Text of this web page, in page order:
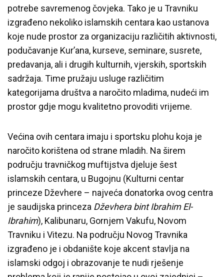
potrebe savremenog čovjeka. Tako je u Travniku
izgrađeno nekoliko islamskih centara kao ustanova
koje nude prostor za organizaciju različitih aktivnosti,
podučavanje Kur’ana, kurseve, seminare, susrete,
predavanja, ali i drugih kulturnih, vjerskih, sportskih
sadržaja. Time pružaju usluge različitim
kategorijama društva a naročito mladima, nudeći im
prostor gdje mogu kvalitetno provoditi vrijeme.
Većina ovih centara imaju i sportsku plohu koja je
naročito korištena od strane mladih. Na širem
području travničkog muftijstva djeluje šest
islamskih centara, u Bugojnu (Kulturni centar
princeze Dževhere – najveća donatorka ovog centra
je saudijska princeza Dževhera bint Ibrahim El-
Ibrahim), Kalibunaru, Gornjem Vakufu, Novom
Travniku i Vitezu. Na području Novog Travnika
izgrađeno je i obdanište koje akcent stavlja na
islamski odgoj i obrazovanje te nudi rješenje